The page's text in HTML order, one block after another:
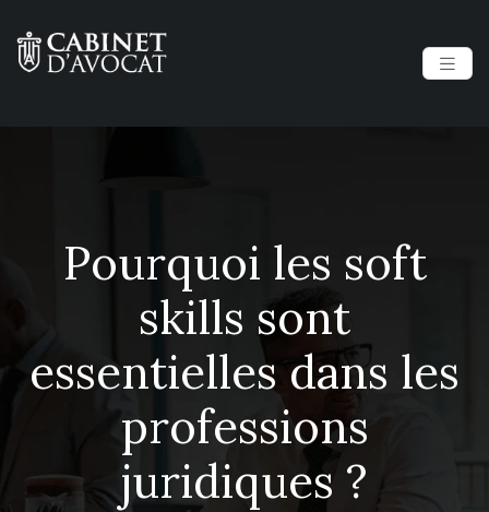
Pourquoi les soft
skills sont
essentielles dans les
professions
juridiques ?